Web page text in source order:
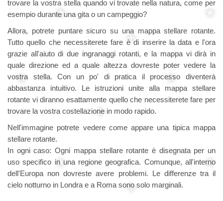
trovare la vostra stella quando vi trovate nella natura, come per
esempio durante una gita o un campeggio?
Allora, potrete puntare sicuro su una mappa stellare rotante.
Tutto quello che necessiterete fare è di inserire la data e l'ora
grazie all'aiuto di due ingranaggi rotanti, e la mappa vi dirà in
quale direzione ed a quale altezza dovreste poter vedere la
vostra stella. Con un po' di pratica il processo diventerà
abbastanza intuitivo. Le istruzioni unite alla mappa stellare
rotante vi diranno esattamente quello che necessiterete fare per
trovare la vostra costellazione in modo rapido.
Nell'immagine potrete vedere come appare una tipica mappa
stellare rotante.
In ogni caso: Ogni mappa stellare rotante è disegnata per un
uso specifico in una regione geografica. Comunque, all'interno
dell'Europa non dovreste avere problemi. Le differenze tra il
cielo notturno in Londra e a Roma sono solo marginali.